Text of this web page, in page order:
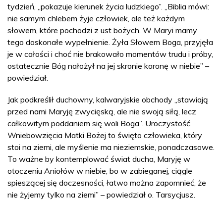
tydzień, „pokazuje kierunek życia ludzkiego”. „Biblia mówi:
nie samym chlebem żyje człowiek, ale też każdym
słowem, które pochodzi z ust bożych. W Maryi mamy
tego doskonałe wypełnienie. Żyła Słowem Boga, przyjęła
je w całości i choć nie brakowało momentów trudu i próby,
ostatecznie Bóg nałożył na jej skronie koronę w niebie” –
powiedział.
Jak podkreślił duchowny, kalwaryjskie obchody „stawiają
przed nami Maryję zwycięską, ale nie swoją siłą, lecz
całkowitym poddaniem się woli Boga”. Uroczystość
Wniebowzięcia Matki Bożej to święto człowieka, który
stoi na ziemi, ale myślenie ma nieziemskie, ponadczasowe.
To ważne by kontemplować świat ducha, Maryję w
otoczeniu Aniołów w niebie, bo w zabieganej, ciągle
spieszącej się doczesności, łatwo można zapomnieć, że
nie żyjemy tylko na ziemi” – powiedział o. Tarsycjusz.